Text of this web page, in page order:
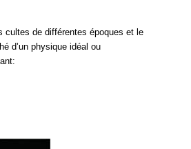
cultes de différentes époques et le
d’un physique idéal ou